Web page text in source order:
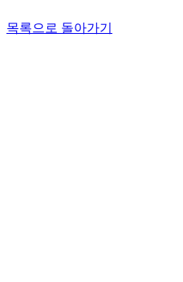
목록으로 돌아가기